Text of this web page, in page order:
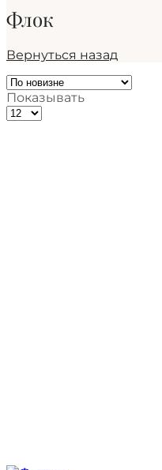
Флок
Вернуться назад
Показывать